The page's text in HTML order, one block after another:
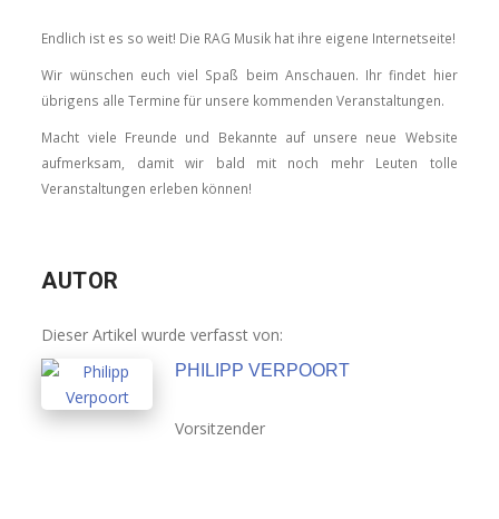
Endlich ist es so weit! Die RAG Musik hat ihre eigene Internetseite!
Wir wünschen euch viel Spaß beim Anschauen. Ihr findet hier
übrigens alle Termine für unsere kommenden Veranstaltungen.
Macht viele Freunde und Bekannte auf unsere neue Website
aufmerksam, damit wir bald mit noch mehr Leuten tolle
Veranstaltungen erleben können!
AUTOR
Dieser Artikel wurde verfasst von:
PHILIPP VERPOORT
Vorsitzender